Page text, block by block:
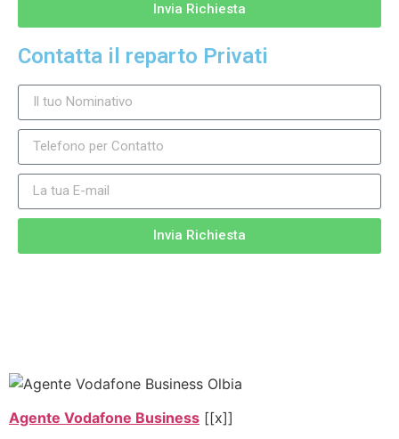
Invia Richiesta
Contatta il reparto Privati
Invia Richiesta
Agente Vodafone Business [[x]]